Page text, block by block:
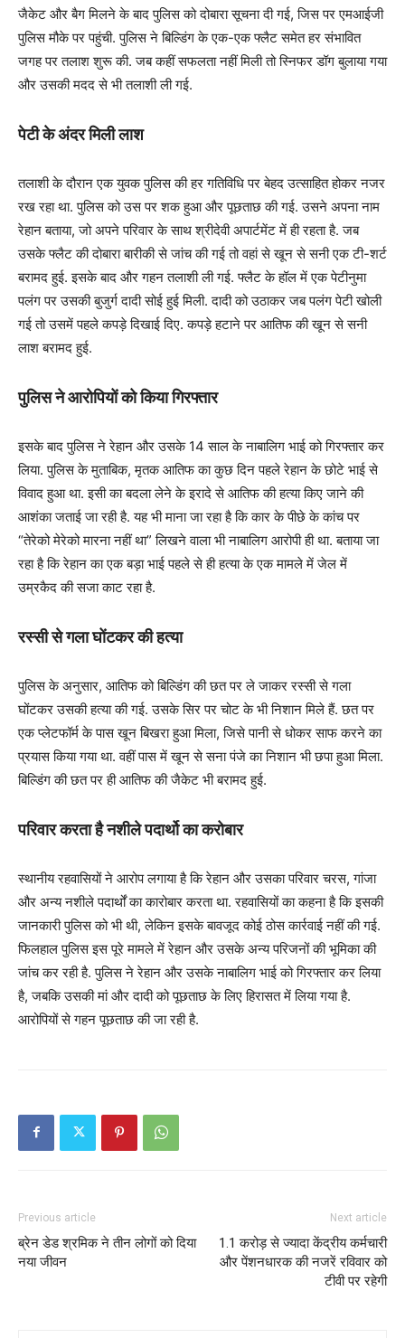
जैकेट और बैग मिलने के बाद पुलिस को दोबारा सूचना दी गई, जिस पर एमआईजी
पुलिस मौके पर पहुंची. पुलिस ने बिल्डिंग के एक-एक फ्लैट समेत हर संभावित
जगह पर तलाश शुरू की. जब कहीं सफलता नहीं मिली तो स्निफर डॉग बुलाया गया
और उसकी मदद से भी तलाशी ली गई.
पेटी के अंदर मिली लाश
तलाशी के दौरान एक युवक पुलिस की हर गतिविधि पर बेहद उत्साहित होकर नजर
रख रहा था. पुलिस को उस पर शक हुआ और पूछताछ की गई. उसने अपना नाम
रेहान बताया, जो अपने परिवार के साथ श्रीदेवी अपार्टमेंट में ही रहता है. जब
उसके फ्लैट की दोबारा बारीकी से जांच की गई तो वहां से खून से सनी एक टी-शर्ट
बरामद हुई. इसके बाद और गहन तलाशी ली गई. फ्लैट के हॉल में एक पेटीनुमा
पलंग पर उसकी बुजुर्ग दादी सोई हुई मिली. दादी को उठाकर जब पलंग पेटी खोली
गई तो उसमें पहले कपड़े दिखाई दिए. कपड़े हटाने पर आतिफ की खून से सनी
लाश बरामद हुई.
पुलिस ने आरोपियों को किया गिरफ्तार
इसके बाद पुलिस ने रेहान और उसके 14 साल के नाबालिग भाई को गिरफ्तार कर
लिया. पुलिस के मुताबिक, मृतक आतिफ का कुछ दिन पहले रेहान के छोटे भाई से
विवाद हुआ था. इसी का बदला लेने के इरादे से आतिफ की हत्या किए जाने की
आशंका जताई जा रही है. यह भी माना जा रहा है कि कार के पीछे के कांच पर
“तेरेको मेरेको मारना नहीं था” लिखने वाला भी नाबालिग आरोपी ही था. बताया जा
रहा है कि रेहान का एक बड़ा भाई पहले से ही हत्या के एक मामले में जेल में
उम्रकैद की सजा काट रहा है.
रस्‍सी से गला घोंटकर की हत्या
पुलिस के अनुसार, आतिफ को बिल्डिंग की छत पर ले जाकर रस्सी से गला
घोंटकर उसकी हत्या की गई. उसके सिर पर चोट के भी निशान मिले हैं. छत पर
एक प्लेटफॉर्म के पास खून बिखरा हुआ मिला, जिसे पानी से धोकर साफ करने का
प्रयास किया गया था. वहीं पास में खून से सना पंजे का निशान भी छपा हुआ मिला.
बिल्डिंग की छत पर ही आतिफ की जैकेट भी बरामद हुई.
परिवार करता है नशीले पदार्थो का करोबार
स्थानीय रहवासियों ने आरोप लगाया है कि रेहान और उसका परिवार चरस, गांजा
और अन्य नशीले पदार्थों का कारोबार करता था. रहवासियों का कहना है कि इसकी
जानकारी पुलिस को भी थी, लेकिन इसके बावजूद कोई ठोस कार्रवाई नहीं की गई.
फिलहाल पुलिस इस पूरे मामले में रेहान और उसके अन्य परिजनों की भूमिका की
जांच कर रही है. पुलिस ने रेहान और उसके नाबालिग भाई को गिरफ्तार कर लिया
है, जबकि उसकी मां और दादी को पूछताछ के लिए हिरासत में लिया गया है.
आरोपियों से गहन पूछताछ की जा रही है.
Previous article
ब्रेन डेड श्रमिक ने तीन लोगों को दिया
नया जीवन
Next article
1.1 करोड़ से ज्यादा केंद्रीय कर्मचारी
और पेंशनधारक की नजरें रविवार को
टीवी पर रहेगी